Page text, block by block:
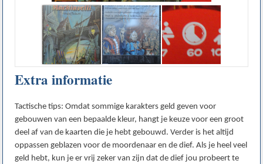
Extra informatie
Tactische tips: Omdat sommige karakters geld geven voor
gebouwen van een bepaalde kleur, hangt je keuze voor een groot
deel af van de kaarten die je hebt gebouwd. Verder is het altijd
oppassen geblazen voor de moordenaar en de dief. Als je heel veel
geld hebt, kun je er vrij zeker van zijn dat de dief jou probeert te